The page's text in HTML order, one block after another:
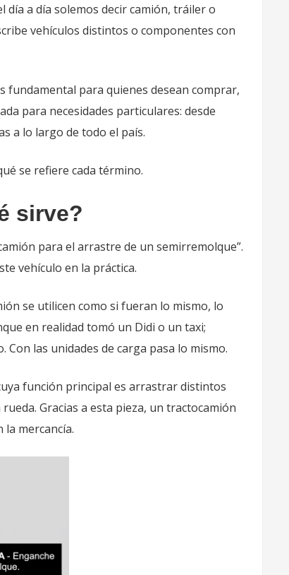
día a día solemos decir camión, tráiler o
vehículos distintos o componentes con
fundamental para quienes desean comprar,
para necesidades particulares: desde
a lo largo de todo el país.
se refiere cada término.
sirve?
para el arrastre de un semirremolque”.
vehículo en la práctica.
se utilicen como si fueran lo mismo, lo
en realidad tomó un Didi o un taxi;
las unidades de carga pasa lo mismo.
función principal es arrastrar distintos
Gracias a esta pieza, un tractocamión
mercancía.